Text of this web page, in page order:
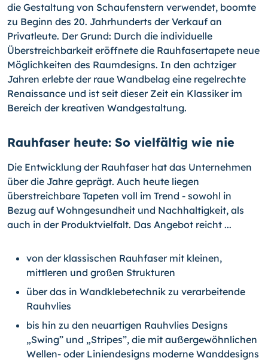
die Gestaltung von Schaufenstern verwendet, boomte
zu Beginn des 20. Jahrhunderts der Verkauf an
Privatleute. Der Grund: Durch die individuelle
Überstreichbarkeit eröffnete die Rauhfasertapete neue
Möglichkeiten des Raumdesigns. In den achtziger
Jahren erlebte der raue Wandbelag eine regelrechte
Renaissance und ist seit dieser Zeit ein Klassiker im
Bereich der kreativen Wand­gestaltung.
Rauhfaser heute: So vielfältig wie nie
Die Entwicklung der Rauhfaser hat das Unternehmen
über die Jahre geprägt. Auch heute liegen
überstreichbare Tapeten voll im Trend - sowohl in
Bezug auf Wohnge­sundheit und Nachhaltigkeit, als
auch in der Produktvielfalt. Das Angebot reicht ...
von der klassischen Rauhfaser mit kleinen,
mittleren und großen Strukturen
über das in Wandklebetechnik zu verarbeitende
Rauhvlies
bis hin zu den neuartigen Rauhvlies Designs
„Swing” und „Stripes”, die mit au­ßergewöhnlichen
Wellen- oder Liniendesigns moderne Wanddesigns